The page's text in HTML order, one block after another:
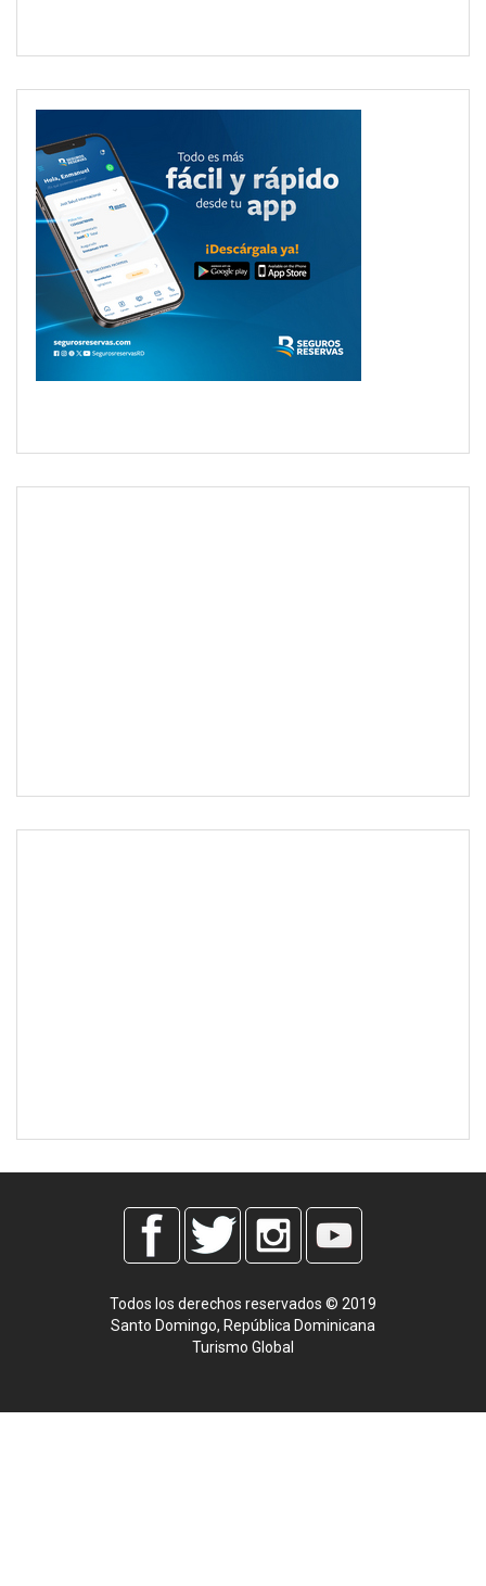
Todos los derechos reservados © 2019
Santo Domingo, República Dominicana
Turismo Global